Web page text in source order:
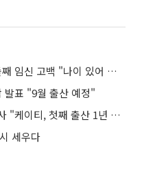
'44세' 이정현, '편스토랑'서 둘째 임신 고백 "나이 있어 둘째 기대 안 했는데…"
발표 "9월 출산 예정"
송중기 둘째 소식 전해…소속사 "케이티, 첫째 출산 1년 만에 임신"
세우다